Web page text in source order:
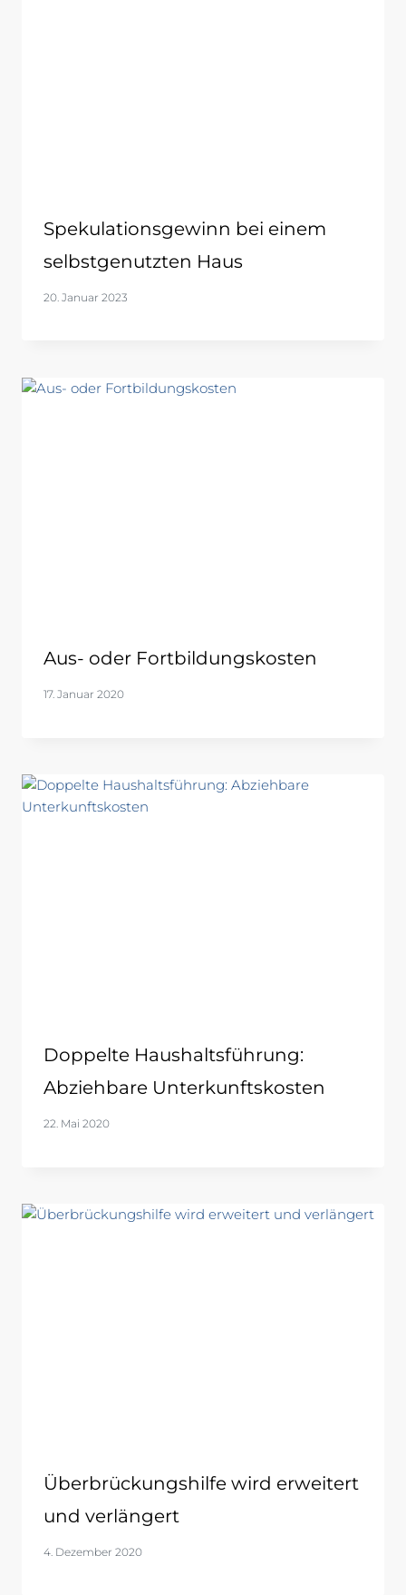
Spekulationsgewinn bei einem
selbstgenutzten Haus
20. Januar 2023
Aus- oder Fortbildungskosten
17. Januar 2020
Doppelte Haushaltsführung:
Abziehbare Unterkunftskosten
22. Mai 2020
Überbrückungshilfe wird erweitert
und verlängert
4. Dezember 2020